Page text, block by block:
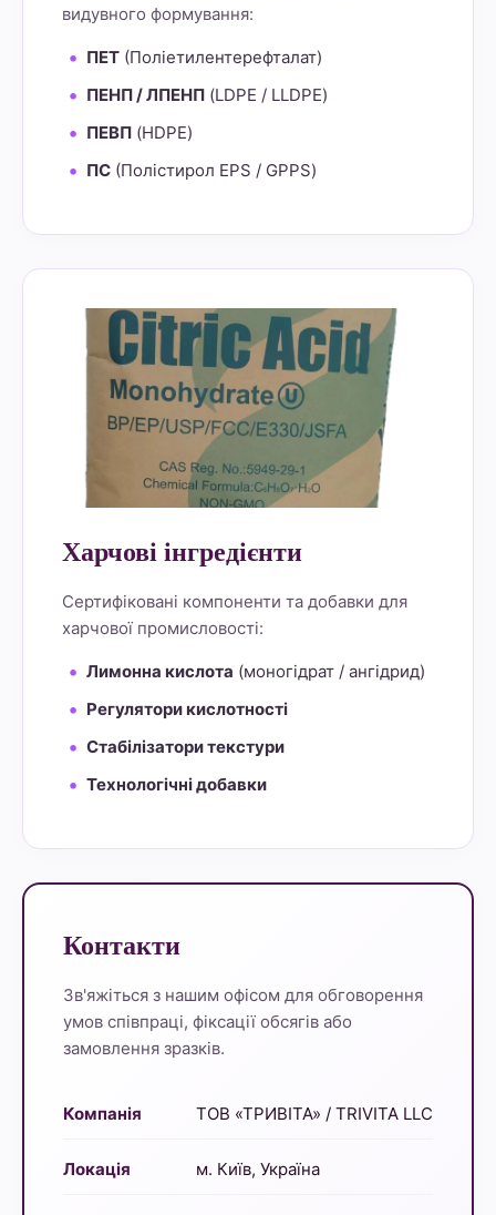
видувного формування:
ПЕТ (Поліетилентерефталат)
ПЕНП / ЛПЕНП (LDPE / LLDPE)
ПЕВП (HDPE)
ПС (Полістирол EPS / GPPS)
Харчові інгредієнти
Сертифіковані компоненти та добавки для
харчової промисловості:
Лимонна кислота (моногідрат / ангідрид)
Регулятори кислотності
Стабілізатори текстури
Технологічні добавки
Контакти
Зв'яжіться з нашим офісом для обговорення
умов співпраці, фіксації обсягів або
замовлення зразків.
Компанія ТОВ «ТРИВІТА» / TRIVITA LLC
Локація м. Київ, Україна